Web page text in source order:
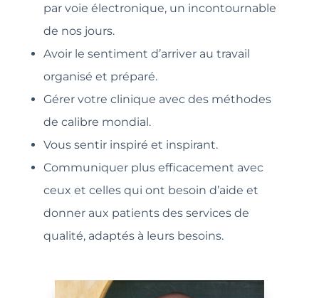
par voie électronique, un incontournable
de nos jours.
Avoir le sentiment d’arriver au travail
organisé et préparé.
Gérer votre clinique avec des méthodes
de calibre mondial.
Vous sentir inspiré et inspirant.
Communiquer plus efficacement avec
ceux et celles qui ont besoin d’aide et
donner aux patients des services de
qualité, adaptés à leurs besoins.